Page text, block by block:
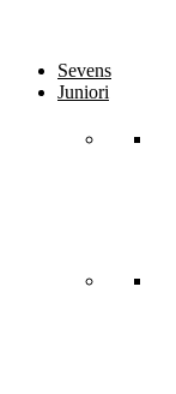
Sevens
Juniori